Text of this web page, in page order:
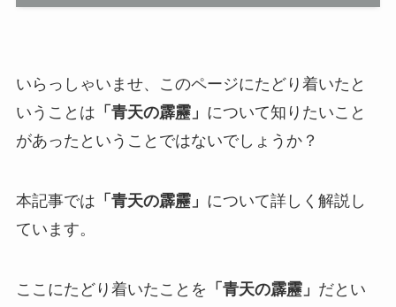
いらっしゃいませ、このページにたどり着いたと
いうことは 「青天の霹靂」 について知りたいこと
があったということではないでしょうか？
本記事では 「青天の霹靂」 について詳しく解説し
ています。
ここにたどり着いたことを 「青天の霹靂」 だとい